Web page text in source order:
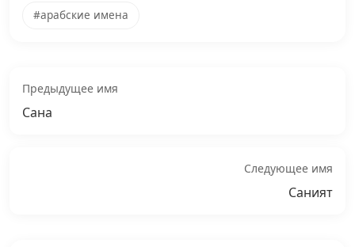
#арабские имена
Предыдущее имя
Сана
Следующее имя
Саният